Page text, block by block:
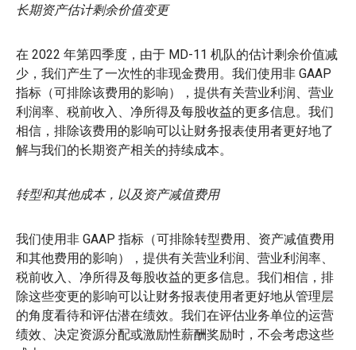
长期资产估计剩余价值变更
在 2022 年第四季度，由于 MD-11 机队的估计剩余价值减
少，我们产生了一次性的非现金费用。我们使用非 GAAP
指标（可排除该费用的影响），提供有关营业利润、营业
利润率、税前收入、净所得及每股收益的更多信息。我们
相信，排除该费用的影响可以让财务报表使用者更好地了
解与我们的长期资产相关的持续成本。
转型和其他成本，以及资产减值费用
我们使用非 GAAP 指标（可排除转型费用、资产减值费用
和其他费用的影响），提供有关营业利润、营业利润率、
税前收入、净所得及每股收益的更多信息。我们相信，排
除这些变更的影响可以让财务报表使用者更好地从管理层
的角度看待和评估潜在绩效。我们在评估业务单位的运营
绩效、决定资源分配或激励性薪酬奖励时，不会考虑这些